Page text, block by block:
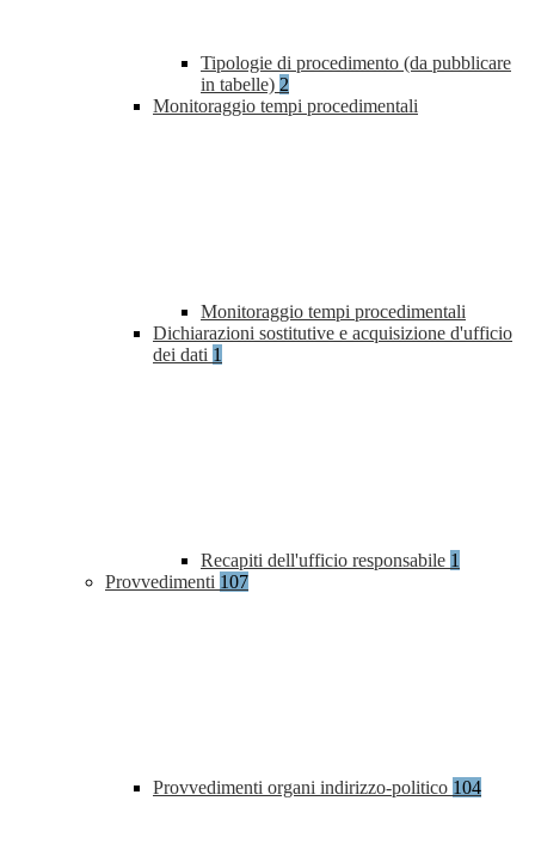
Tipologie di procedimento (da pubblicare
in tabelle) 2
Monitoraggio tempi procedimentali
Monitoraggio tempi procedimentali
Dichiarazioni sostitutive e acquisizione d'ufficio
dei dati 1
Recapiti dell'ufficio responsabile 1
Provvedimenti 107
Provvedimenti organi indirizzo-politico 104